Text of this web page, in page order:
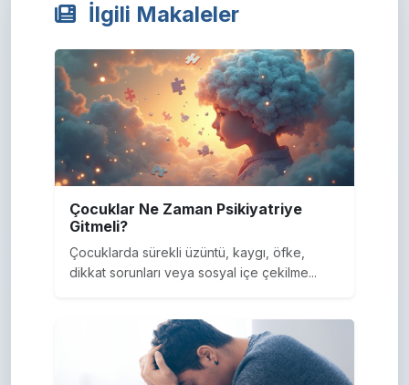
İlgili Makaleler
Çocuklar Ne Zaman Psikiyatriye
Gitmeli?
Çocuklarda sürekli üzüntü, kaygı, öfke,
dikkat sorunları veya sosyal içe çekilme...